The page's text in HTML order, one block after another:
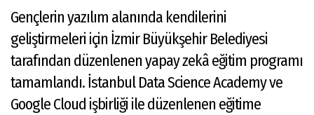
Gençlerin yazılım alanında kendilerini
geliştirmeleri için İzmir Büyükşehir Belediyesi
tarafından düzenlenen yapay zekâ eğitim programı
tamamlandı. İstanbul Data Science Academy ve
Google Cloud işbirliği ile düzenlenen eğitime